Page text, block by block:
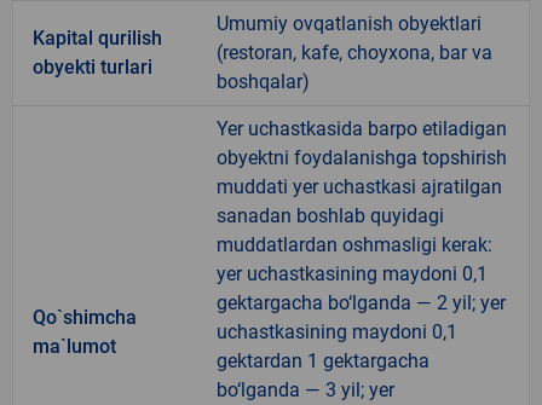
Kapital qurilish
obyekti turlari
Umumiy ovqatlanish obyektlari
(restoran, kafe, choyxona, bar va
boshqalar)
Qo`shimcha
ma`lumot
Yer uchastkasida barpo etiladigan
obyektni foydalanishga topshirish
muddati yer uchastkasi ajratilgan
sanadan boshlab quyidagi
muddatlardan oshmasligi kerak:
yer uchastkasining maydoni 0,1
gektargacha bo‘lganda — 2 yil; yer
uchastkasining maydoni 0,1
gektardan 1 gektargacha
bo‘lganda — 3 yil; yer